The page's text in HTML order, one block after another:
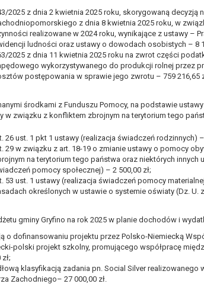
2025 z dnia 2 kwietnia 2025 roku, skorygowaną decyzją
z dnia 8 kwietnia 2025 roku, w
realizowane w 2024 roku, wynikające z ustawy –
ludności oraz ustawy o dowodach osobistych – 8
2025 z dnia 11 kwietnia 2025 roku na zwrot części
wykorzystywanego do produkcji rolnej przez
postępowania w sprawie jego zwrotu – 759 216,65
środkami z Funduszu Pomocy, na podstawie
w związku z konfliktem zbrojnym na terytorium tego
26 ust. 1 pkt 1 ustawy (realizacja świadczeń rodzinnych) –
29 w związku z art. 18-19 o zmianie ustawy o pomocy
na terytorium tego państwa oraz niektórych innych
pomocy społecznej) – 2 500,00 zł;
53 ust. 1 ustawy (realizacja świadczeń pomocy
określonych w ustawie o systemie oświaty (Dz. U.
gminy Gryfino na rok 2025 w planie dochodów i
o dofinansowaniu projektu przez Polsko-Niemiecką
polski projekt szkolny, promującego współpracę
klasyfikacją zadania pn. Social Silver realizowanego
Zachodniego– 27 000,00 zł.
prawo do bycia zapomnianym) na podstawie art.
były zebrane lub w inny sposób przetwarzane,
wobec przetwarzania danych osobowych,
na przetwarzanie danych osobowych, która jest
z prawem,
się z obowiązku wynikającego z przepisów
osobowych na podstawie art. 18 RODO, w
danych osobowych – na okres
a osoba, której dane dotyczą, sprzeciwia się
celów, ale osoba, której dane dotyczą,
wobec przetwarzania danych - do czasu
RODO, w przypadku gdy łącznie spełnione są
umowy zawartej z osobą, której dane dotyczą
art. 21 RODO, wobec przetwarzania
realizowanego w interesie publicznym lub w
z prawnie uzasadnionych interesów
W razie wniesienia sprzeciwu,